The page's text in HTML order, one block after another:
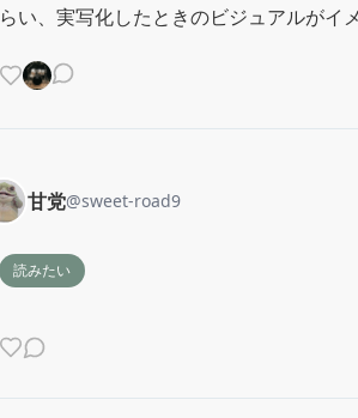
らい、実写化したときのビジュアルがイ
甘党@sweet-road9
読みたい